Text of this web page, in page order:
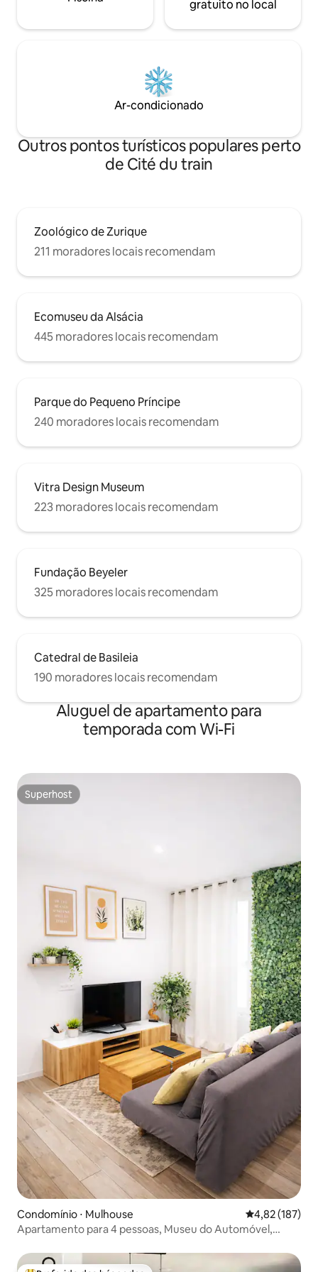
gratuito no local
Ar-condicionado
Outros pontos turísticos populares perto
de Cité du train
Zoológico de Zurique
211 moradores locais recomendam
Ecomuseu da Alsácia
445 moradores locais recomendam
Parque do Pequeno Príncipe
240 moradores locais recomendam
Vitra Design Museum
223 moradores locais recomendam
Fundação Beyeler
325 moradores locais recomendam
Catedral de Basileia
190 moradores locais recomendam
Aluguel de apartamento para
temporada com Wi-Fi
Superhost
Superhost
Condomínio ⋅ Mulhouse 4,82 de uma
4,82 (187)
Apartamento para 4 pessoas, Museu do Automóvel,